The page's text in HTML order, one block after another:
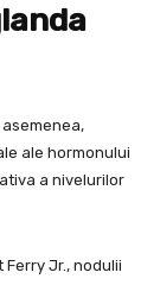
ale hormonului
a nivelurilor
Jr., nodulii